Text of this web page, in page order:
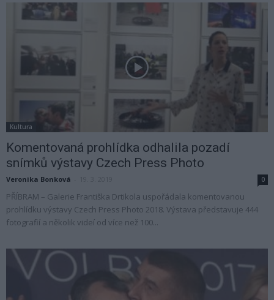
Kultura
Komentovaná prohlídka odhalila pozadí
snímků výstavy Czech Press Photo
Veronika Bonková 0
PŘÍBRAM – Galerie Františka Drtikola uspořádala komentovanou
prohlídku výstavy Czech Press Photo 2018. Výstava představuje 444
fotografií a několik videí od více než 100...